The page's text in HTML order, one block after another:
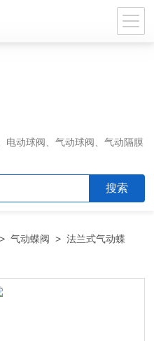
电动球阀、气动球阀、气动隔膜
>气动蝶阀 >法兰式气动蝶